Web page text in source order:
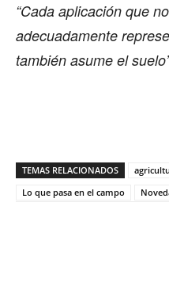
“Cada aplicación que
adecuadamente
también asume el
TEMAS RELACIONADOS
Lo que pasa en el campo